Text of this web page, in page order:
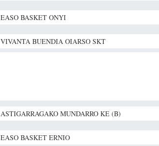
EASO BASKET ONYI
VIVANTA BUENDIA OIARSO SKT
ASTIGARRAGAKO MUNDARRO KE (B)
EASO BASKET ERNIO